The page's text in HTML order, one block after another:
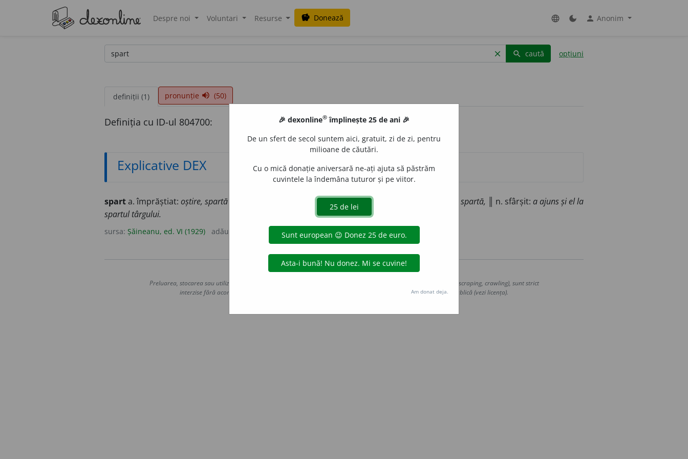
Despre noi Voluntari Resurse savings Donează language dark_mode person Anonim
clear search caută opțiuni
definiții (1) pronunție volume_up (50)
Definiția cu ID-ul 804700:
Explicative DEX
sparta. împrăștiat: oștire, spartă și risipită sfărâmat:un geam spart; mână spartă, ║ n. sfârșit: a ajuns și el la
spartul târgului.
sursa: Șăineanu, ed. VI (1929) adăugată de acțiuni
Copyright © 2004-2026 dexonline (https://dexonline.ro)
Preluarea, stocarea sau utilizarea datelor de pe acest site, inclusiv prin orice metode de extragere automată (web scraping, crawling), sunt strict
interzise fără acordul nostru prealabil scris, cu excepția seturilor de date oferite oficial spre utilizare publică (vezi licența).
🎉 dexonline® împlinește 25 de ani 🎉
De un sfert de secol suntem aici, gratuit, zi de zi, pentru
milioane de căutări.
Cu o mică donație aniversară ne-ați ajuta să păstrăm
cuvintele la îndemâna tuturor și pe viitor.
Am donat deja.